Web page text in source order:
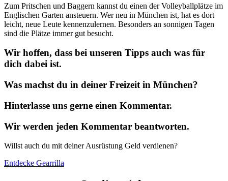
Zum Pritschen und Baggern kannst du einen der Volleyballplätze im
Englischen Garten ansteuern. Wer neu in München ist, hat es dort
leicht, neue Leute kennenzulernen. Besonders an sonnigen Tagen
sind die Plätze immer gut besucht.
Wir hoffen, dass bei unseren Tipps auch was für
dich dabei ist.
Was machst du in deiner Freizeit in München?
Hinterlasse uns gerne einen Kommentar.
Wir werden jeden Kommentar beantworten.
Willst auch du mit deiner Ausrüstung Geld verdienen?
Entdecke Gearrilla